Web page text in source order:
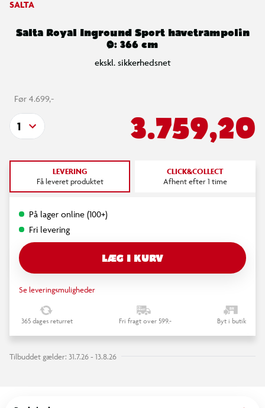
SALTA
Salta Royal Inground Sport havetrampolin
Ø: 366 cm
ekskl. sikkerhedsnet
Før 4.699,-
3.759,20
1
LEVERING
Få leveret produktet
CLICK&COLLECT
Afhent efter 1 time
På lager online (100+)
Fri levering
LÆG I KURV
Se leveringsmuligheder
365 dages returret Fri fragt over 599,- Byt i butik
Tilbuddet gælder: 31.7.26 - 13.8.26